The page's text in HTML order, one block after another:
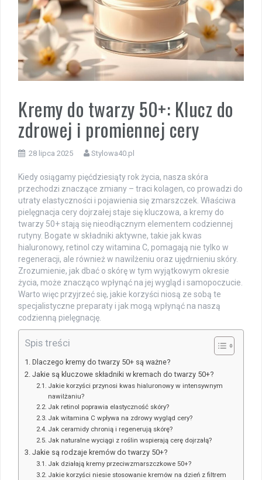
Kremy do twarzy 50+: Klucz do
zdrowej i promiennej cery
28 lipca 2025 Stylowa40.pl
Kiedy osiągamy pięćdziesiąty rok życia, nasza skóra
przechodzi znaczące zmiany – traci kolagen, co prowadzi do
utraty elastyczności i pojawienia się zmarszczek. Właściwa
pielęgnacja cery dojrzałej staje się kluczowa, a kremy do
twarzy 50+ stają się nieodłącznym elementem codziennej
rutyny. Bogate w składniki aktywne, takie jak kwas
hialuronowy, retinol czy witamina C, pomagają nie tylko w
regeneracji, ale również w nawilżeniu oraz ujędrnieniu skóry.
Zrozumienie, jak dbać o skórę w tym wyjątkowym okresie
życia, może znacząco wpłynąć na jej wygląd i samopoczucie.
Warto więc przyjrzeć się, jakie korzyści niosą ze sobą te
specjalistyczne preparaty i jak mogą wpłynąć na naszą
codzienną pielęgnację.
Spis treści
Dlaczego kremy do twarzy 50+ są ważne?
Jakie są kluczowe składniki w kremach do twarzy 50+?
Jakie korzyści przynosi kwas hialuronowy w intensywnym
nawilżaniu?
Jak retinol poprawia elastyczność skóry?
Jak witamina C wpływa na zdrowy wygląd cery?
Jak ceramidy chronią i regenerują skórę?
Jak naturalne wyciągi z roślin wspierają cerę dojrzałą?
Jakie są rodzaje kremów do twarzy 50+?
Jak działają kremy przeciwzmarszczkowe 50+?
Jakie korzyści niesie stosowanie kremów na dzień z filtrem